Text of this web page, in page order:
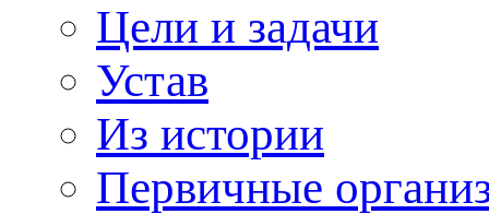
Цели и задачи
Устав
Из истории
Первичные